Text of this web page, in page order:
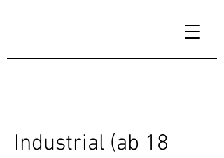
Industrial (ab 18